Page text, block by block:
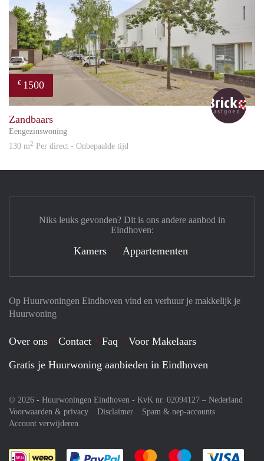
€ 1500
Brick
Zandbaars
Eengezinswoning
130 m2 Per direct - Onbepaalde tijd
Op Huurwoningen Eindhoven vind en verhuur je makkelijk je
Huurwoning
Over ons Contact Faq
Voor Makelaars
Gratis je Huurwoning aanbieden in Eindhoven
© 2026 - Huurwoningen Eindhoven - KvK nr. 02094127 – Nederland
Voorwaarden & privacy
Disclaimer
Spam & nep-accounts
Account verwijderen
Je rekent gemakkelijk af met Paypal
Je rekent gemakkelijk af met
Je rekent
Niks leuks gevonden? Dit is ons andere aanbod in
Eindhoven:
Kamers Appartementen